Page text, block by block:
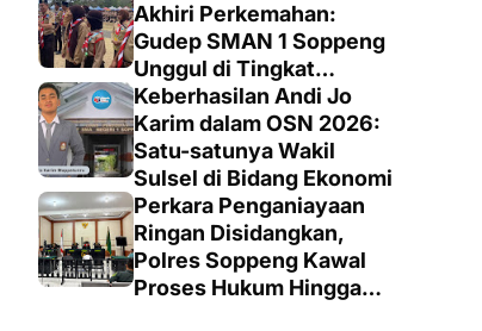
Akhiri Perkemahan:
Gudep SMAN 1 Soppeng
Unggul di Tingkat
Penegak
Keberhasilan Andi Jo
Karim dalam OSN 2026:
Satu-satunya Wakil
Sulsel di Bidang Ekonomi
Perkara Penganiayaan
Ringan Disidangkan,
Polres Soppeng Kawal
Proses Hukum Hingga